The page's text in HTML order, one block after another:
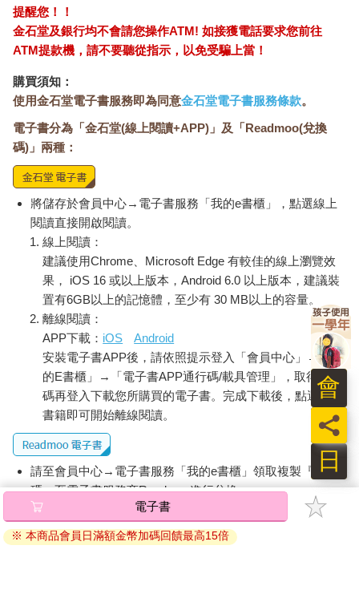
廚房紙巾包起來裝進保鮮袋，放置在陰暗處或冰箱的蔬果保鮮
室，這樣可以保存得較長久。一般小吃店或農家從以前就是用濕
報紙包住生薑放在陰暗處保存的，所謂的陰暗處大約以15℃為最
另外，還有一種令人意外的保存法，就是將生薑分成各小塊，放
進裝了水的密閉容器再冰入冰箱，除了需要經常換水之外，這個
是因為薑的有效成分薑辣素及薑烯酚是油溶性，因此不溶於水。
如果想要保存得更久，可以將生薑磨成泥狀冷凍起來。
提醒您！！
金石堂及銀行均不會請您操作ATM! 如接獲電話要求您前往
ATM提款機，請不要聽從指示，以免受騙上當！
購買須知：
使用金石堂電子書服務即為同意金石堂電子書服務條款。
電子書分為「金石堂(線上閱讀+APP)」及「Readmoo(兌換
碼)」兩種：
將儲存於會員中心→電子書服務「我的e書櫃」，點選線上
閱讀直接開啟閱讀。
線上閱讀：
建議使用Chrome、Microsoft Edge 有較佳的線上瀏覽效
果， iOS 16 或以上版本，Android 6.0 以上版本，建議裝
置有6GB以上的記憶體，至少有 30 MB以上的容量。
離線閱讀：
APP下載： iOS
Android
安裝電子書APP後，請依照提示登入「會員中心」→「我
的E書櫃」→「電子書APP通行碼/載具管理」，取得通行
碼再登入下載您所購買的電子書。完成下載後，點選任一
書籍即可開始離線閱讀。
請至會員中心→電子書服務「我的e書櫃」領取複製『兌換
碼』至電子書服務商Readmoo進行兌換。
退換貨須知：
因版權保護，您在金石堂所購買的電子書僅能以金石堂專屬
電子書
※ 本商品會員日滿額金幣加碼回饋最高15倍
日
員
會